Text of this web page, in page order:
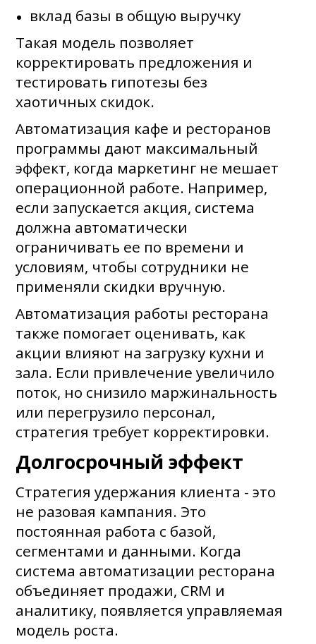
вклад базы в общую выручку
Такая модель позволяет
корректировать предложения и
тестировать гипотезы без
хаотичных скидок.
Автоматизация кафе и ресторанов
программы дают максимальный
эффект, когда маркетинг не мешает
операционной работе. Например,
если запускается акция, система
должна автоматически
ограничивать ее по времени и
условиям, чтобы сотрудники не
применяли скидки вручную.
Автоматизация работы ресторана
также помогает оценивать, как
акции влияют на загрузку кухни и
зала. Если привлечение увеличило
поток, но снизило маржинальность
или перегрузило персонал,
стратегия требует корректировки.
Долгосрочный эффект
Стратегия удержания клиента - это
не разовая кампания. Это
постоянная работа с базой,
сегментами и данными. Когда
система автоматизации ресторана
объединяет продажи, CRM и
аналитику, появляется управляемая
модель роста.